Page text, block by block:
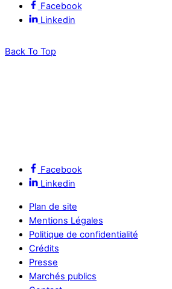
Facebook
Linkedin
Back To Top
Facebook
Linkedin
Plan de site
Mentions Légales
Politique de confidentialité
Crédits
Presse
Marchés publics